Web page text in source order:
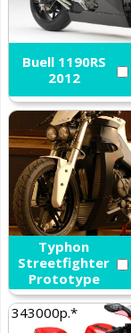
Buell 1190RS
2012
Buell RRB 1190
Typhon
Streetfighter
Prototype
2011
343000р.*